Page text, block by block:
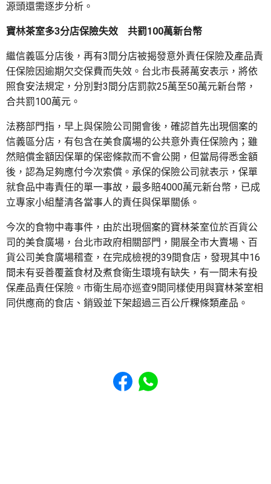
源頭還需逐步分析。
寶林茶室多3分店保險失效 共罰100萬新台幣
繼信義區分店後，再有3間分店被揭發意外責任保險及產品責
任保險因逾期欠交保費而失效。台北市長蔣萬安表示，將依
照食安法規定，分別對3間分店罰款25萬至50萬元新台幣，
合共罰100萬元。
法務部門指，早上與保險公司開會後，確認首先出現個案的
信義區分店，有包含在美食廣場的公共意外責任保險內；雖
然賠償金額因保單的保密條款而不會公開，但當局得悉金額
後，認為足夠應付今次索償。承保的保險公司就表示，保單
就食品中毒責任的單一事故，最多賠4000萬元新台幣，已成
立專家小組釐清各當事人的責任與保單關係。
今次的食物中毒事件，由於出現個案的寶林茶室位於百貨公
司的美食廣場，台北市政府相關部門，開展全市大賣場、百
貨公司美食廣場稽查，在完成檢視的39間食店，發現其中16
間未有妥善覆蓋食材及煮食衛生環境有缺失，有一間未有投
保產品責任保險。市衛生局亦巡查9間同樣使用與寶林茶室相
同供應商的食店、銷毀並下架超過三百公斤粿條類產品。
Share to Facebook
Share to WhatsApp